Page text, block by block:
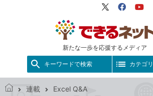
新たな一歩を応援するメディア
X（旧
キーワードで検索 カテゴ
連載
Excel Q&A